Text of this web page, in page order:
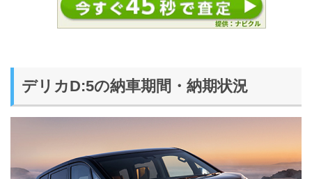
デリカD:5の納車期間・納期状況